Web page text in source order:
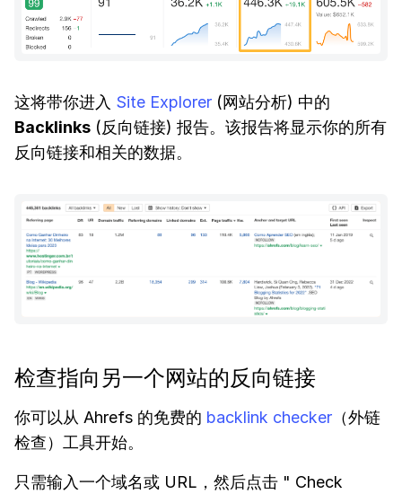
这将带你进入 Site Explorer (网站分析) 中的
Backlinks (反向链接) 报告。该报告将显示你的所有
反向链接和相关的数据。
检查指向另一个网站的反向链接
你可以从 Ahrefs 的免费的 backlink checker （外链
检查）工具开始。
只需输入一个域名或 URL，然后点击 " Check